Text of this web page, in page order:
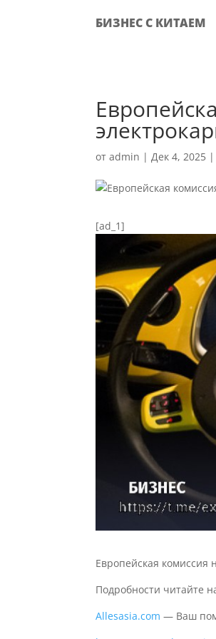
БИЗНЕС С КИТАЕМ
отadmin |Дек 4, 2025
[ad_1]
Европейская комиссия
Подробности читайте
Allesasia.com — Ваш